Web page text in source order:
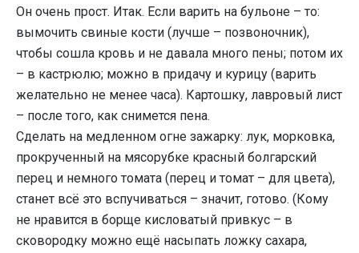
Он очень прост. Итак. Если варить на бульоне – то:
вымочить свиные кости (лучше – позвоночник),
чтобы сошла кровь и не давала много пены; потом их
– в кастрюлю; можно в придачу и курицу (варить
желательно не менее часа). Картошку, лавровый лист
– после того, как снимется пена.
Сделать на медленном огне зажарку: лук, морковка,
прокрученный на мясорубке красный болгарский
перец и немного томата (перец и томат – для цвета),
станет всё это вспучиваться – значит, готово. (Кому
не нравится в борще кисловатый привкус – в
сковородку можно ещё насыпать ложку сахара,